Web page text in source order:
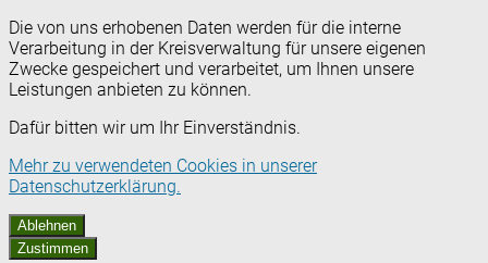
Die von uns erhobenen Daten werden für die interne
Verarbeitung in der Kreisverwaltung für unsere eigenen
Zwecke gespeichert und verarbeitet, um Ihnen unsere
Leistungen anbieten zu können.
Dafür bitten wir um Ihr Einverständnis.
Mehr zu verwendeten Cookies in unserer
Datenschutzerklärung.
Ablehnen
Zustimmen